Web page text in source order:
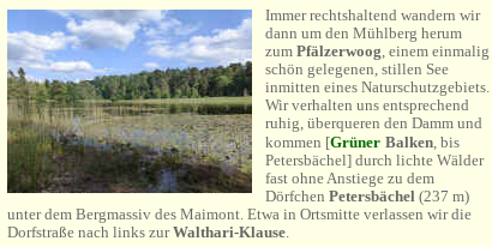
Immer rechtshaltend wandern wir
dann um den Mühlberg herum
zum Pfälzerwoog, einem einmalig
schön gelegenen, stillen See
inmitten eines Naturschutzgebiets.
Wir verhalten uns entsprechend
ruhig, überqueren den Damm und
kommen [Grüner Balken, bis
Petersbächel] durch lichte Wälder
fast ohne Anstiege zu dem
Dörfchen Petersbächel (237 m)
unter dem Bergmassiv des Maimont. Etwa in Ortsmitte verlassen wir die
Dorfstraße nach links zurWalthari-Klause.